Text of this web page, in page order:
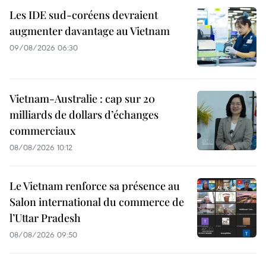
Les IDE sud-coréens devraient
augmenter davantage au Vietnam
09/08/2026 06:30
Vietnam-Australie : cap sur 20
milliards de dollars d’échanges
commerciaux
08/08/2026 10:12
Le Vietnam renforce sa présence au
Salon international du commerce de
l’Uttar Pradesh
08/08/2026 09:50